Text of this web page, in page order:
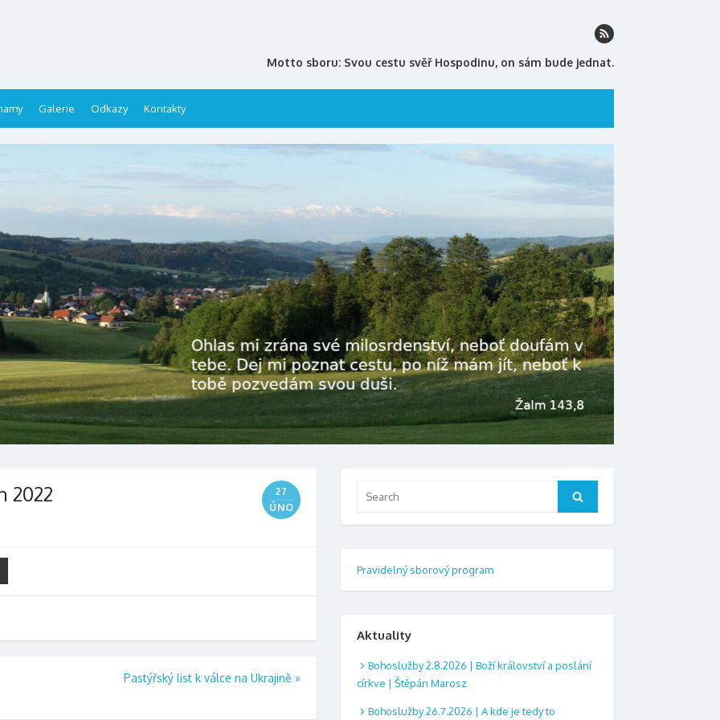
Motto sboru: Svou cestu svěř Hospodinu, on sám bude jednat.
Galerie Odkazy Kontakty
2022
27
ÚNO
Pastýřský list k válce na Ukrajině »
Search
Pravidelný sborový program
Aktuality
Bohoslužby 2.8.2026 | Boží království a poslání
církve | Štěpán Marosz
Bohoslužby 26.7.2026 | A kde je tedy to